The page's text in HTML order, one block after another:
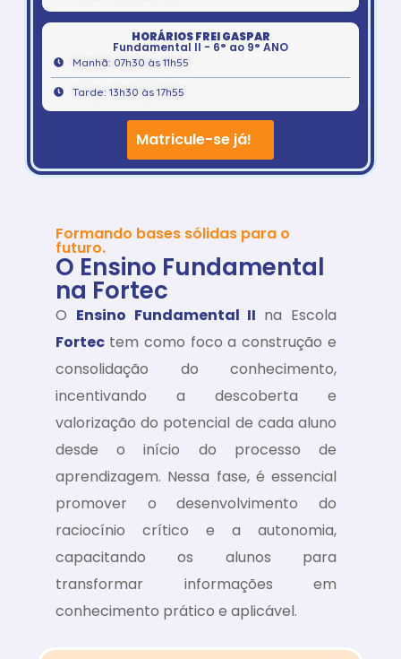
HORÁRIOS FREI GASPAR
Fundamental II - 6° ao 9° ANO
Manhã: 07h30 às 11h55
Tarde: 13h30 às 17h55
Matricule-se já!
Formando bases sólidas para o
futuro.
O Ensino Fundamental
na Fortec
O Ensino Fundamental II na Escola
Fortec tem como foco a construção e
consolidação do conhecimento,
incentivando a descoberta e
valorização do potencial de cada aluno
desde o início do processo de
aprendizagem. Nessa fase, é essencial
promover o desenvolvimento do
raciocínio crítico e a autonomia,
capacitando os alunos para
transformar informações em
conhecimento prático e aplicável.